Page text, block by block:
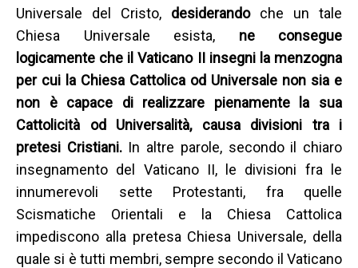
Universale del Cristo, desiderando che un tale
Chiesa Universale esista, ne consegue
logicamente che il Vaticano II insegni la menzogna
per cui la Chiesa Cattolica od Universale non sia e
non è capace di realizzare pienamente la sua
Cattolicità od Universalità, causa divisioni tra i
pretesi Cristiani. In altre parole, secondo il chiaro
insegnamento del Vaticano II, le divisioni fra le
innumerevoli sette Protestanti, fra quelle
Scismatiche Orientali e la Chiesa Cattolica
impediscono alla pretesa Chiesa Universale, della
quale si è tutti membri, sempre secondo il Vaticano